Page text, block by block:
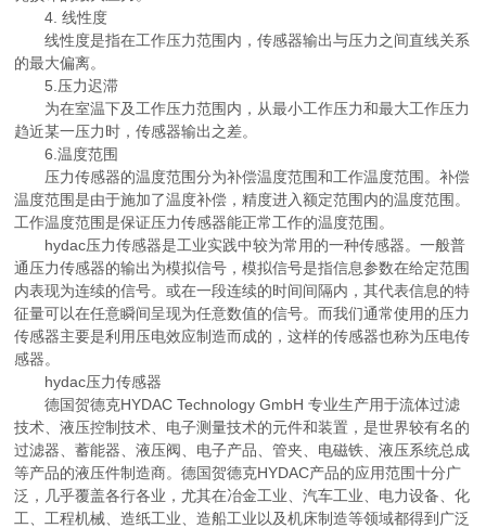
4. 线性度
线性度是指在工作压力范围内，传感器输出与压力之间直线关系
的最大偏离。
5.压力迟滞
为在室温下及工作压力范围内，从最小工作压力和最大工作压力
趋近某一压力时，传感器输出之差。
6.温度范围
压力传感器的温度范围分为补偿温度范围和工作温度范围。补偿
温度范围是由于施加了温度补偿，精度进入额定范围内的温度范围。
工作温度范围是保证压力传感器能正常工作的温度范围。
hydac压力传感器是工业实践中较为常用的一种传感器。一般普
通压力传感器的输出为模拟信号，模拟信号是指信息参数在给定范围
内表现为连续的信号。或在一段连续的时间间隔内，其代表信息的特
征量可以在任意瞬间呈现为任意数值的信号。而我们通常使用的压力
传感器主要是利用压电效应制造而成的，这样的传感器也称为压电传
感器。
hydac压力传感器
德国贺德克HYDAC Technology GmbH 专业生产用于流体过滤
技术、液压控制技术、电子测量技术的元件和装置，是世界较有名的
过滤器、蓄能器、液压阀、电子产品、管夹、电磁铁、液压系统总成
等产品的液压件制造商。德国贺德克HYDAC产品的应用范围十分广
泛，几乎覆盖各行各业，尤其在冶金工业、汽车工业、电力设备、化
工、工程机械、造纸工业、造船工业以及机床制造等领域都得到广泛